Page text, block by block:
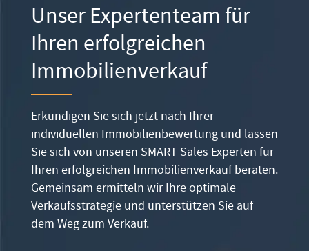
Unser Expertenteam für
Ihren erfolgreichen
Immobilienverkauf
Erkundigen Sie sich jetzt nach Ihrer
individuellen Immobilienbewertung und lassen
Sie sich von unseren SMART Sales Experten für
Ihren erfolgreichen Immobilienverkauf beraten.
Gemeinsam ermitteln wir Ihre optimale
Verkaufsstrategie und unterstützen Sie auf
dem Weg zum Verkauf.